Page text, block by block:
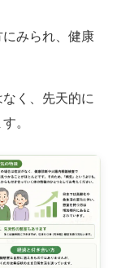
みられ、健康
く、先天的に
。